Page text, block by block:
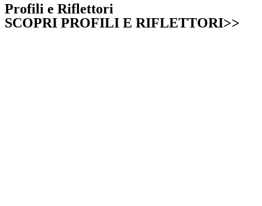
Profili e Riflettori
SCOPRI PROFILI E RIFLETTORI>>